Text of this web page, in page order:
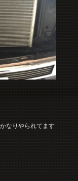
なりやられてます